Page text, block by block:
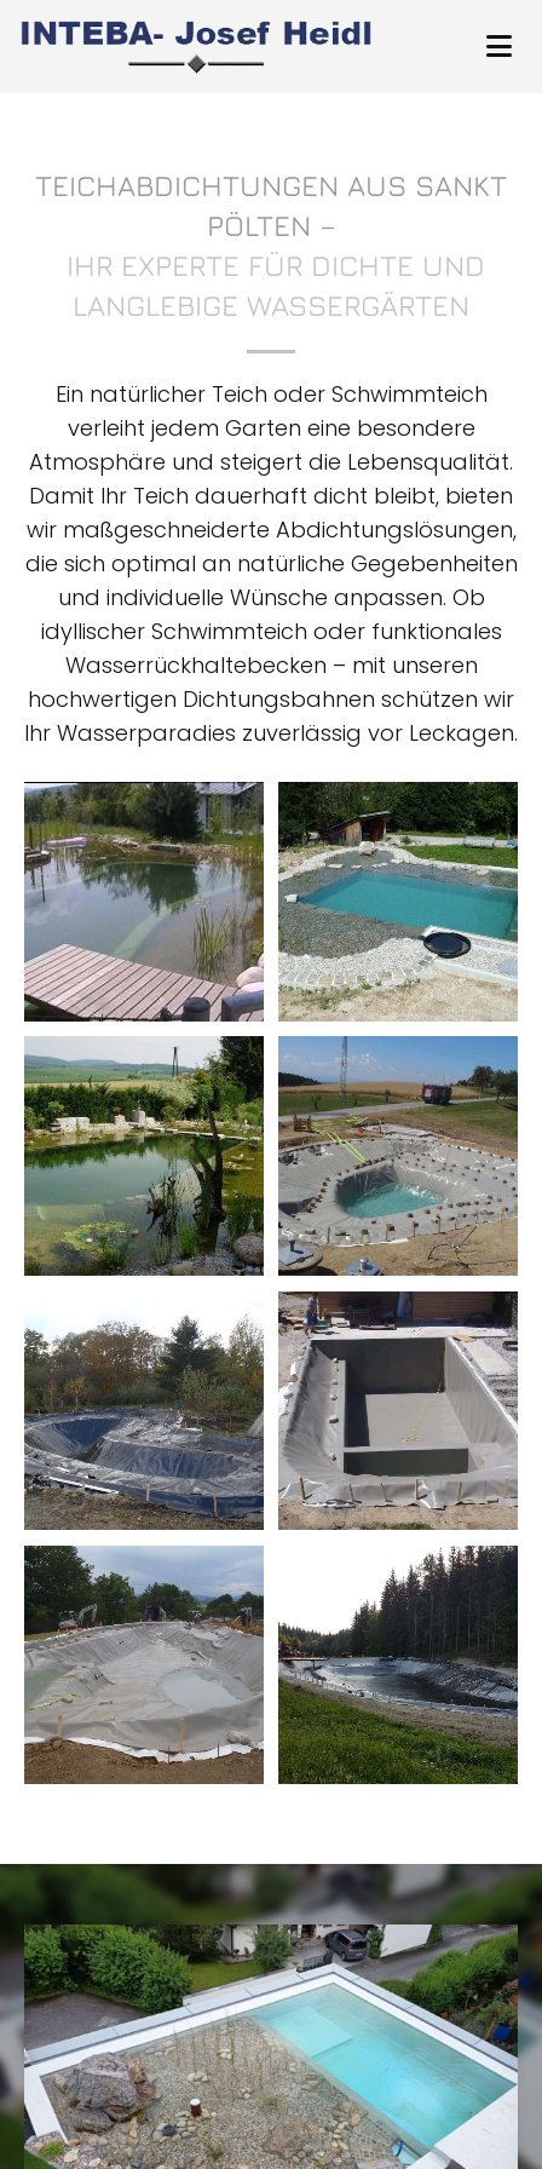
TEICHABDICHTUNGEN AUS SANKT
PÖLTEN –
IHR EXPERTE FÜR DICHTE UND
LANGLEBIGE WASSERGÄRTEN
Ein natürlicher Teich oder Schwimmteich
verleiht jedem Garten eine besondere
Atmosphäre und steigert die Lebensqualität.
Damit Ihr Teich dauerhaft dicht bleibt, bieten
wir maßgeschneiderte Abdichtungslösungen,
die sich optimal an natürliche Gegebenheiten
und individuelle Wünsche anpassen. Ob
idyllischer Schwimmteich oder funktionales
Wasserrückhaltebecken – mit unseren
hochwertigen Dichtungsbahnen schützen wir
Ihr Wasserparadies zuverlässig vor Leckagen.